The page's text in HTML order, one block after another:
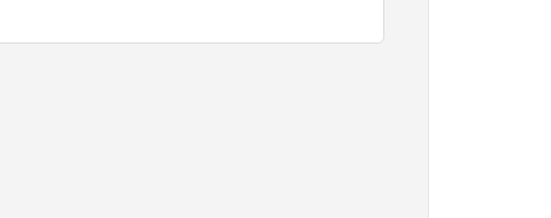
（本契約書においては、「本ソフトウェ
示すること、アクセスすること、もしく
します。お客様は、また「指定機器」に
て「本ソフトウェア」を使用させることが